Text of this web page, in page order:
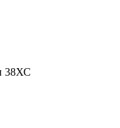
38ХС